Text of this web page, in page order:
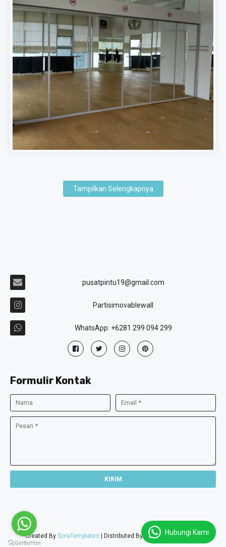
Tampilkan Selengkapnya
pusatpintu19@gmail.com
Partisimovablewall
WhatsApp: +6281 299 094 299
Formulir Kontak
Created By SoraTemplates | Distributed By Gooyaabi Templates
Hubungi Kami